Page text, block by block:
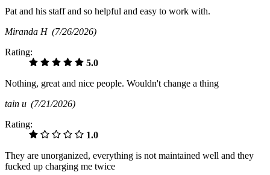
Pat and his staff and so helpful and easy to work with.
Miranda H (7/26/2026)
Rating:
5.0
Nothing, great and nice people. Wouldn't change a thing
tain u (7/21/2026)
Rating:
1.0
They are unorganized, everything is not maintained well and they
fucked up charging me twice